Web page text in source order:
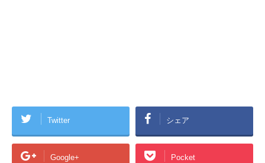
Twitter シェア
Google+ Pocket